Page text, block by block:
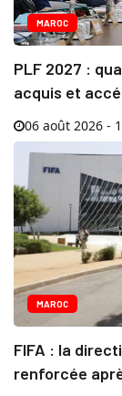
MAROC
PLF 2027 :
acquis et
06 août 2026 -
MAROC
FIFA : la
renforcée